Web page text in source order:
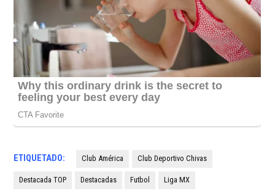
ETIQUETADO: Club América Club Deportivo Chivas
Destacada TOP Destacadas Futbol Liga MX